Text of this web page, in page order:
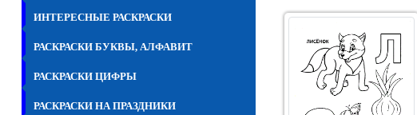
ИНТЕРЕСНЫЕ РАСКРАСКИ
РАСКРАСКИ БУКВЫ, АЛФАВИТ
РАСКРАСКИ ЦИФРЫ
РАСКРАСКИ НА ПРАЗДНИКИ